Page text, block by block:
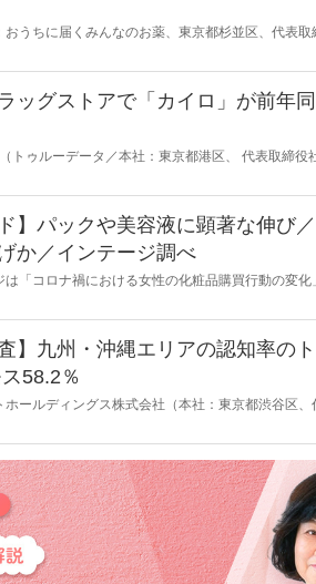
うちに届くみんなのお薬、東京都杉並区、代表取
ア(※)を対象に、Wolt Japan株式会社が展開する
べく、今後需要が拡大する「即時配達」にて、地
メディケーションの推進をサポートしてまいりま
ッグストアで「カイロ」が前年
トゥルーデータ／本社：東京都港区、 代表取締役
ストア等における2022年2月の売り上げ伸長カテ
】パックや美容液に顕著な伸び
か／インテージ調べ
は「コロナ禍における女性の化粧品購買行動の変
場規模は依然としてコロナ前の水準には戻って
】九州・沖縄エリアの認知率の
58.2％
ホールディングス株式会社（本社：東京都渋谷区
RJCリサーチ（本社：東京都渋谷区、代表取締役